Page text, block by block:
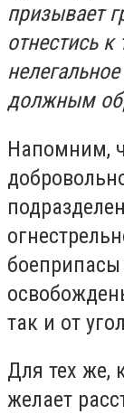
призывает
отнестись
должным
Напомним,
боеприпасы
так и от
Для тех же,
желает